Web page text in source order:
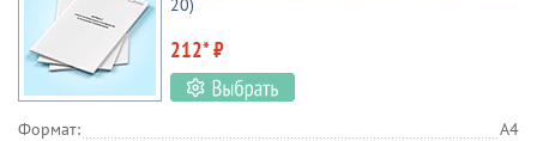
20)
212* ₽
Формат:
А4